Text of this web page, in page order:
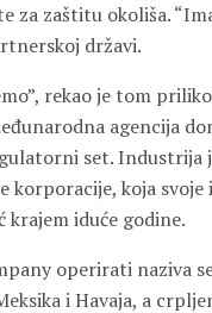
za zaštitu okoliša.
državi.
rekao je tom
agencija
set. Industrija
korporacije, koja
iduće godine.
operirati naziva
i Havaja, a